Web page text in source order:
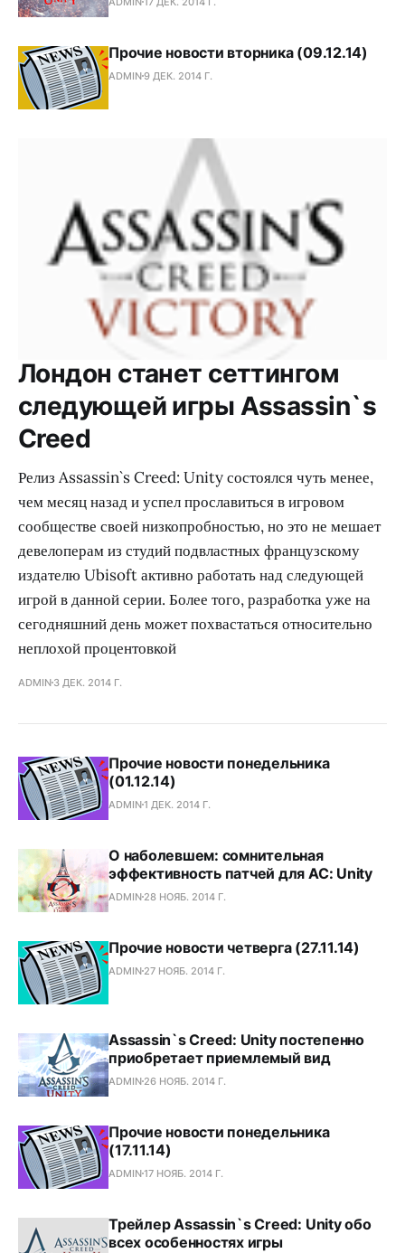
Прочие новости вторника (09.12.14)
ADMIN9 ДЕК. 2014 Г.
Лондон станет сеттингом
следующей игры Assassin`s
Creed
Релиз Assassin`s Creed: Unity состоялся чуть менее,
чем месяц назад и успел прославиться в игровом
сообществе своей низкопробностью, но это не мешает
девелоперам из студий подвластных французскому
издателю Ubisoft активно работать над следующей
игрой в данной серии. Более того, разработка уже на
сегодняшний день может похвастаться относительно
неплохой процентовкой
ADMIN 3 ДЕК. 2014 Г.
Прочие новости понедельника
(01.12.14)
ADMIN1 ДЕК. 2014 Г.
О наболевшем: сомнительная
эффективность патчей для AC: Unity
ADMIN 28 НОЯБ. 2014 Г.
Прочие новости четверга (27.11.14)
ADMIN 27 НОЯБ. 2014 Г.
Assassin`s Creed: Unity постепенно
приобретает приемлемый вид
ADMIN 26 НОЯБ. 2014 Г.
Прочие новости понедельника
(17.11.14)
ADMIN17 НОЯБ. 2014 Г.
Трейлер Assassin`s Creed: Unity обо
всех особенностях игры